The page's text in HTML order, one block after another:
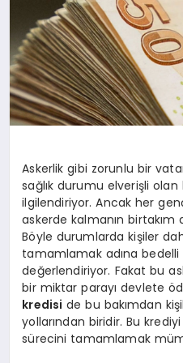
Askerlik gibi zorunlu bir
sağlık durumu elverişli
ilgilendiriyor. Ancak her
askerde kalmanın birtakım
Böyle durumlarda kişiler
tamamlamak adına bedelli
değerlendiriyor. Fakat bu
bir miktar parayı devlete
kredisi de bu bakımdan
yollarından biridir. Bu
sürecini tamamlamak